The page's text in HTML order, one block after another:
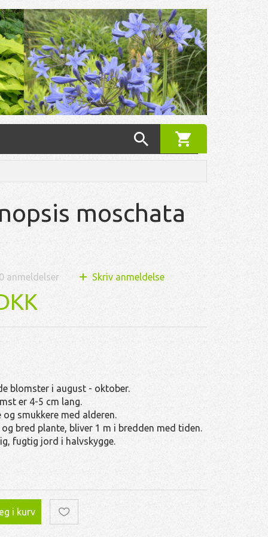
moschata
anmeldelser Skriv anmeldelse
blomster i august - oktober.
er 4-5 cm lang.
og smukkere med alderen.
bred plante, bliver 1 m i bredden med tiden.
fugtig jord i halvskygge.
i kurv